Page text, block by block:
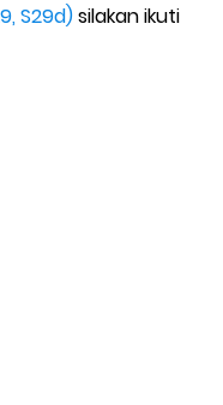
S29d)silakan ikuti